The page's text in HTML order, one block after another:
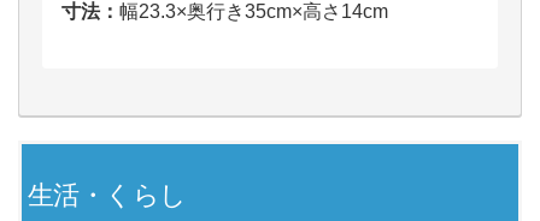
寸法： 幅23.3×奥行き35cm×高さ14cm
生活・くらし